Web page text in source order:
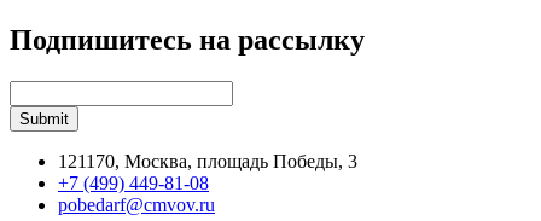
Подпишитесь на рассылку
121170, Москва, площадь Победы, 3
+7 (499) 449-81-08
pobedarf@cmvov.ru